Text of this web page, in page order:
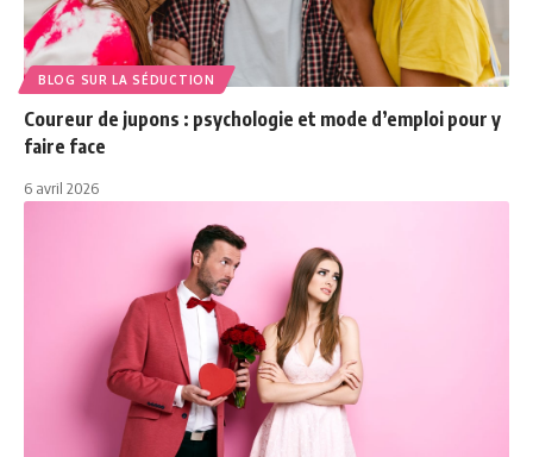
BLOG SUR LA SÉDUCTION
Coureur de jupons : psychologie et mode d’emploi pour y
faire face
6 avril 2026